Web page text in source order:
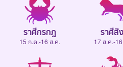
ราศีกรกฎ
15 ก.ค.-16 ส.ค.
ราศีสิ
17 ส.ค.-